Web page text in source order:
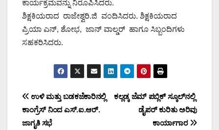
ಕಾರ್ಯಕ್ರಮವನ್ನು ನಿರೂಪಿಸಿದರು.
ಶಿಕ್ಷಕಿಯರಾದ ರಾಜೇಶ್ವರಿ.ಜಿ ವಂದಿಸಿದರು. ಶಿಕ್ಷಕಿಯರಾದ
ಪ್ರಿಯಾ ಎನ್, ಶೋಭ, ಜಾನ್ ವಾಲ್ಡರ್ ಹಾಗೂ ಸಿಬ್ಬಂದಿಗಳು
ಸಹಕರಿಸಿದರು.
Post
navigation
ಕಲ್ಲಡ್ಕ ಜೆಮ್ ಪಬ್ಲಿಕ್ ಸ್ಕೂಲ್‌ನಲ್ಲಿ
ಡೈಪರ್ ಕುರಿತು ಅರಿವು
ಕಾರ್ಯಾಗಾರ
ಉಳಿ ಮತ್ತು ಬಡಕಜೆಕಾರಿನಲ್ಲಿ
ಕಾಂಗ್ರೆಸ್ ನಿಂದ ಎಸ್.ಐ.ಆರ್.
ಜಾಗೃತಿ ಸಭೆ